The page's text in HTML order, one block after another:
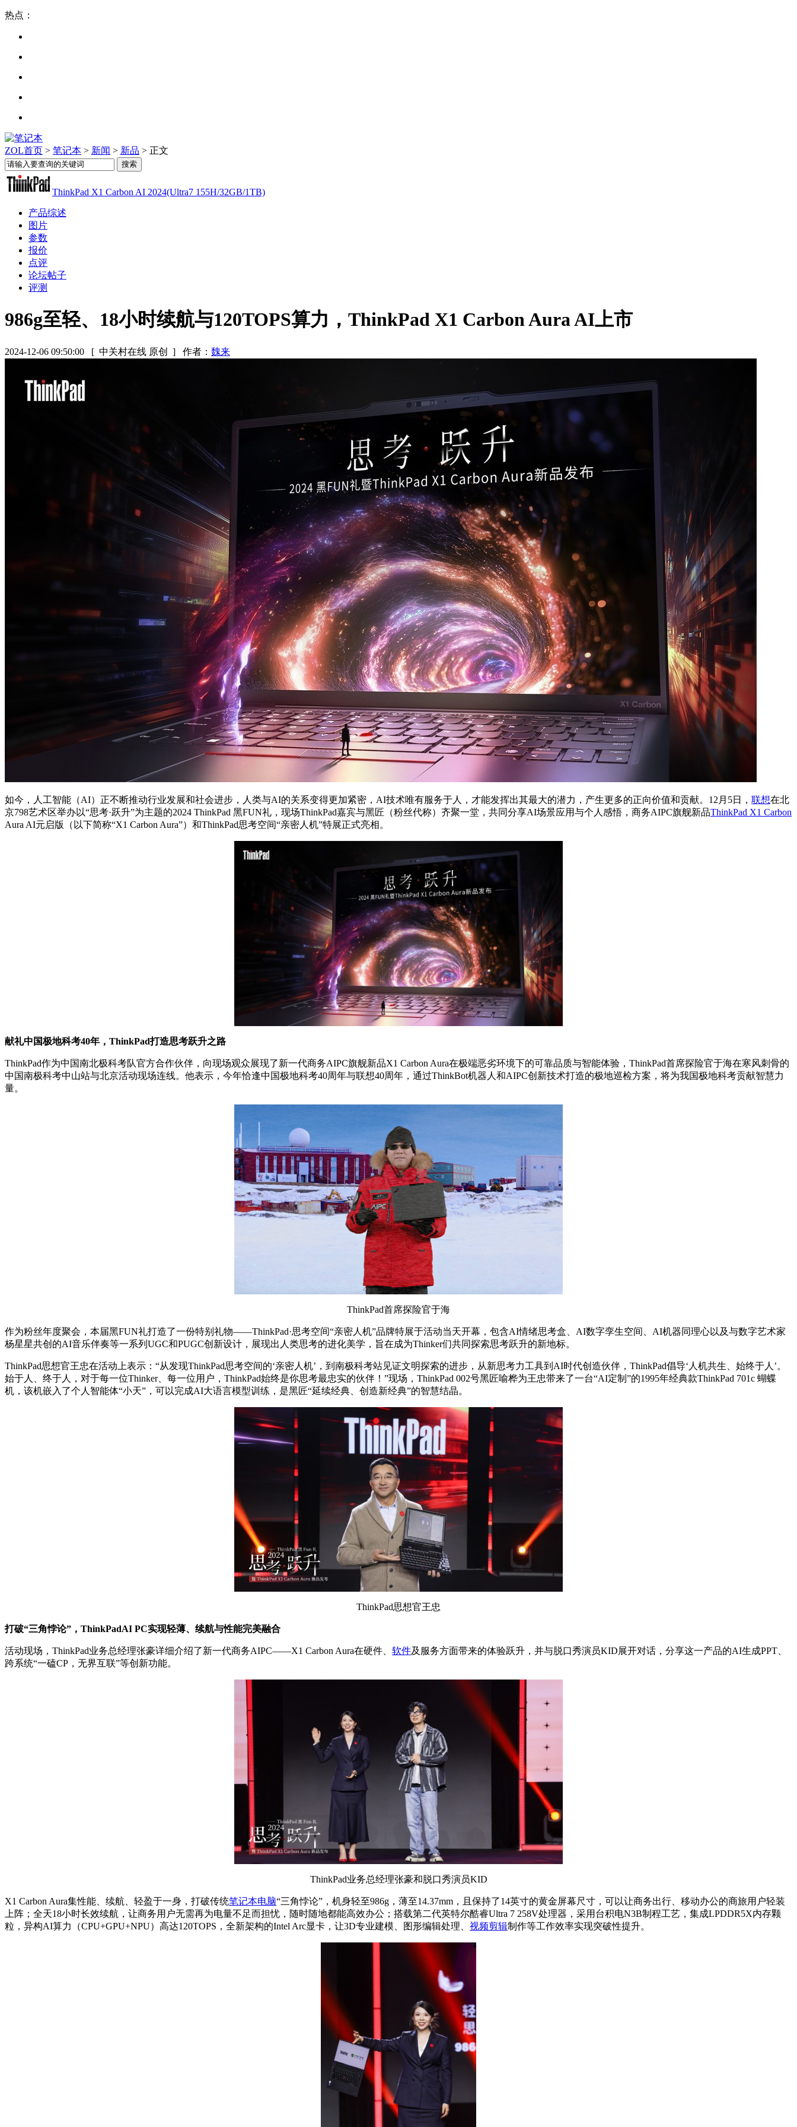
热点：
ZOL首页 > 笔记本 > 新闻 > 新品 > 正文
ThinkPad X1 Carbon AI 2024(Ultra7 155H/32GB/1TB)
产品综述
图片
参数
报价
点评
论坛帖子
评测
986g至轻、18小时续航与120TOPS算力，ThinkPad X1 Carbon Aura AI上市
2024-12-06 09:50:00 [ 中关村在线 原创 ] 作者： 魏来
如今，人工智能（AI）正不断推动行业发展和社会进步，人类与AI的关系变得更加紧密，AI技术唯有服务于人，才能发挥出其最大的潜力，产生更多的正向价值和贡献。12月5日， 联想在北
京798艺术区举办以“思考·跃升”为主题的2024 ThinkPad 黑FUN礼，现场ThinkPad嘉宾与黑匠（粉丝代称）齐聚一堂，共同分享AI场景应用与个人感悟，商务AIPC旗舰新品ThinkPad X1 Carbon
Aura AI元启版（以下简称“X1 Carbon Aura”）和ThinkPad思考空间“亲密人机”特展正式亮相。
献礼中国极地科考40年，ThinkPad打造思考跃升之路
ThinkPad作为中国南北极科考队官方合作伙伴，向现场观众展现了新一代商务AIPC旗舰新品X1 Carbon Aura在极端恶劣环境下的可靠品质与智能体验，ThinkPad首席探险官于海在寒风刺骨的
中国南极科考中山站与北京活动现场连线。他表示，今年恰逢中国极地科考40周年与联想40周年，通过ThinkBot机器人和AIPC创新技术打造的极地巡检方案，将为我国极地科考贡献智慧力
量。
ThinkPad首席探险官于海
作为粉丝年度聚会，本届黑FUN礼打造了一份特别礼物——ThinkPad·思考空间“亲密人机”品牌特展于活动当天开幕，包含AI情绪思考盒、AI数字孪生空间、AI机器同理心以及与数字艺术家
杨星星共创的AI音乐伴奏等一系列UGC和PUGC创新设计，展现出人类思考的进化美学，旨在成为Thinker们共同探索思考跃升的新地标。
ThinkPad思想官王忠在活动上表示：“从发现ThinkPad思考空间的‘亲密人机’，到南极科考站见证文明探索的进步，从新思考力工具到AI时代创造伙伴，ThinkPad倡导‘人机共生、始终于人’。
始于人、终于人，对于每一位Thinker、每一位用户，ThinkPad始终是你思考最忠实的伙伴！”现场，ThinkPad 002号黑匠喻桦为王忠带来了一台“AI定制”的1995年经典款ThinkPad 701c 蝴蝶
机，该机嵌入了个人智能体“小天”，可以完成AI大语言模型训练，是黑匠“延续经典、创造新经典”的智慧结晶。
ThinkPad思想官王忠
打破“三角悖论”，ThinkPadAI PC实现轻薄、续航与性能完美融合
活动现场，ThinkPad业务总经理张豪详细介绍了新一代商务AIPC——X1 Carbon Aura在硬件、 软件及服务方面带来的体验跃升，并与脱口秀演员KID展开对话，分享这一产品的AI生成PPT、
跨系统“一磕CP，无界互联”等创新功能。
ThinkPad业务总经理张豪和脱口秀演员KID
X1 Carbon Aura集性能、续航、轻盈于一身，打破传统笔记本电脑“三角悖论”，机身轻至986g，薄至14.37mm，且保持了14英寸的黄金屏幕尺寸，可以让商务出行、移动办公的商旅用户轻装
上阵；全天18小时长效续航，让商务用户无需再为电量不足而担忧，随时随地都能高效办公；搭载第二代英特尔酷睿Ultra 7 258V处理器，采用台积电N3B制程工艺，集成LPDDR5X内存颗
粒，异构AI算力（CPU+GPU+NPU）高达120TOPS，全新架构的Intel Arc显卡，让3D专业建模、图形编辑处理、 视频剪辑制作等工作效率实现突破性提升。